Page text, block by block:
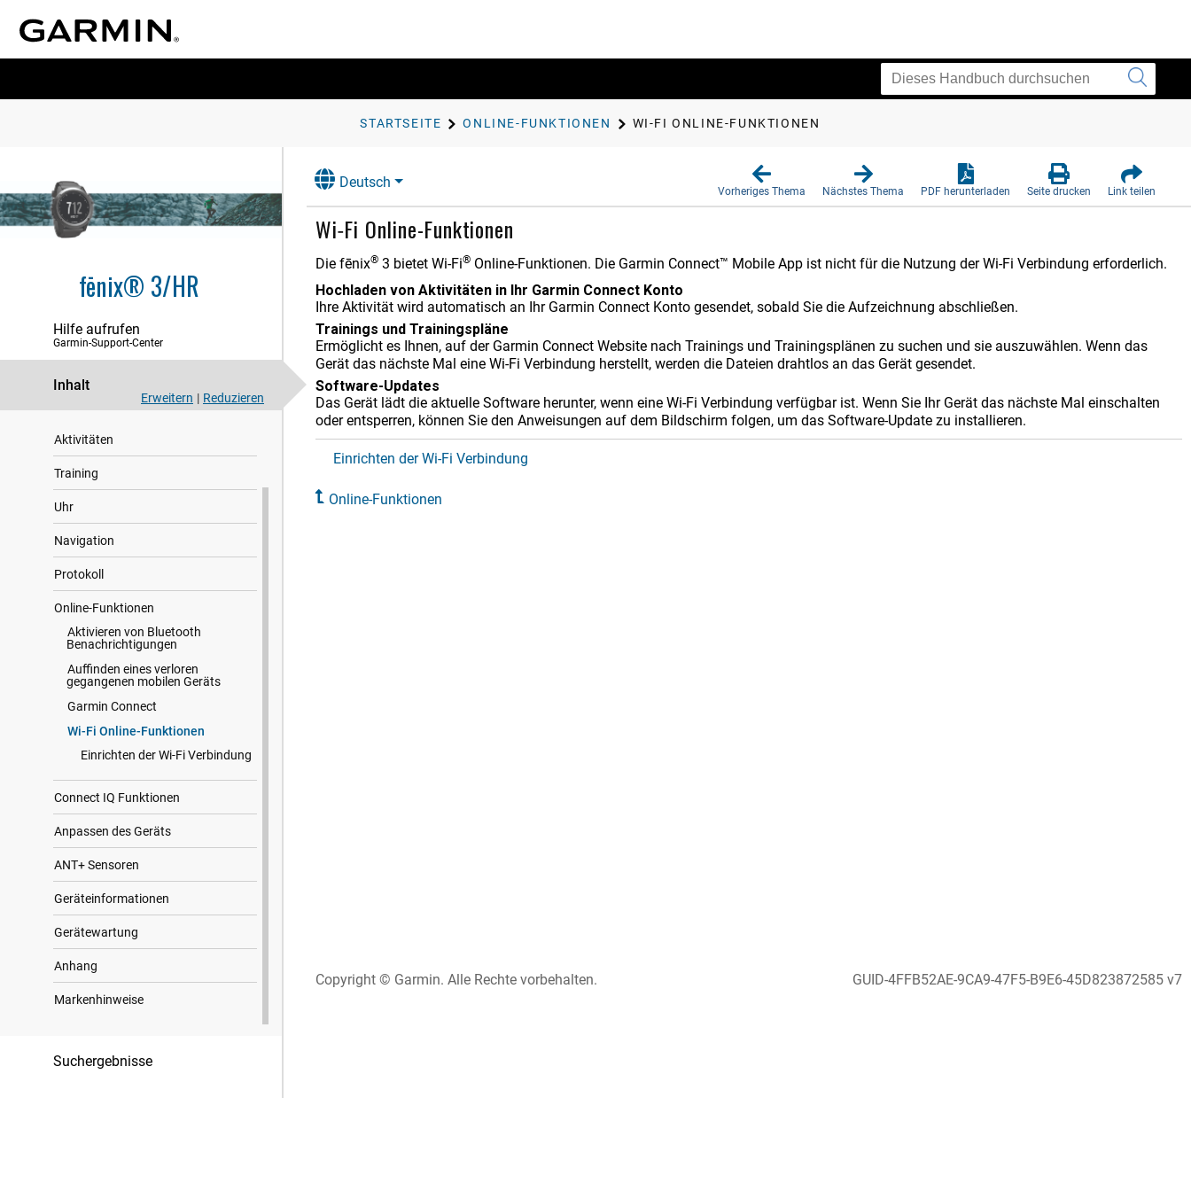
STARTSEITE ONLINE-FUNKTIONEN WI‑FI ONLINE-FUNKTIONEN
fēnix® 3/HR
Hilfe aufrufen
Garmin-Support-Center
Inhalt
Erweitern | Reduzieren
Herzfrequenzfunktionen
Aktivitäten
Training
Uhr
Navigation
Protokoll
Online-Funktionen
Aktivieren von Bluetooth
Benachrichtigungen
Auffinden eines verloren
gegangenen mobilen Geräts
Garmin Connect
Wi‑Fi Online-Funktionen
Einrichten der Wi‑Fi Verbindung
Connect IQ Funktionen
Anpassen des Geräts
ANT‍+ Sensoren
Geräteinformationen
Gerätewartung
Anhang
Markenhinweise
Suchergebnisse
Deutsch
Vorheriges Thema Nächstes Thema PDF herunterladen Seite drucken Link teilen
Wi‑Fi Online-Funktionen
Die fēnix® 3 bietet Wi‑Fi® Online-Funktionen. Die Garmin Connect™ Mobile App ist nicht für die Nutzung der Wi‑Fi Verbindung erforderlich.
Hochladen von Aktivitäten in Ihr Garmin Connect Konto
Ihre Aktivität wird automatisch an Ihr Garmin Connect Konto gesendet, sobald Sie die Aufzeichnung abschließen.
Trainings und Trainingspläne
Ermöglicht es Ihnen, auf der Garmin Connect Website nach Trainings und Trainingsplänen zu suchen und sie auszuwählen. Wenn das
Gerät das nächste Mal eine Wi‑Fi Verbindung herstellt, werden die Dateien drahtlos an das Gerät gesendet.
Software-Updates
Das Gerät lädt die aktuelle Software herunter, wenn eine Wi‑Fi Verbindung verfügbar ist. Wenn Sie Ihr Gerät das nächste Mal einschalten
oder entsperren, können Sie den Anweisungen auf dem Bildschirm folgen, um das Software-Update zu installieren.
Einrichten der Wi‑Fi Verbindung
Online-Funktionen
Copyright © Garmin. Alle Rechte vorbehalten. GUID-4FFB52AE-9CA9-47F5-B9E6-45D823872585 v7